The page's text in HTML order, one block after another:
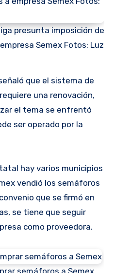
presunta imposición de
Semex Fotos: Luz
que el sistema de
una renovación,
el tema se enfrentó
ser operado por la
hay varios municipios
vendió los semáforos
que se firmó en
se tiene que seguir
como proveedora.